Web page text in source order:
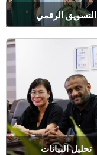
التسويق الرقمي
تحليل البيانات